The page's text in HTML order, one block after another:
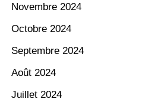
Novembre 2024
Octobre 2024
Septembre 2024
Août 2024
Juillet 2024